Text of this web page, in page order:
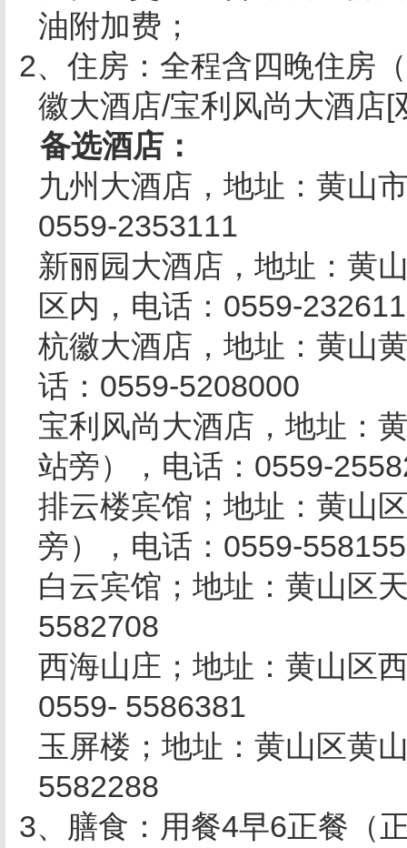
油附加费；
2、住房：全程含四晚住房
徽大酒店/宝利风尚大酒店[
备选酒店：
九州大酒店，地址：黄山
0559-2353111
新丽园大酒店，地址：黄
区内，电话： 0559-
杭徽大酒店，地址：黄山
话： 0559-5208000
宝利风尚大酒店，地址：
站旁），电话： 0559-
排云楼宾馆；地址：黄山
旁），电话： 0559-
白云宾馆；地址：黄山区
5582708
西海山庄；地址：黄山区
0559- 5586381
玉屏楼；地址：黄山区黄
5582288
3、膳食：用餐4早6正餐（